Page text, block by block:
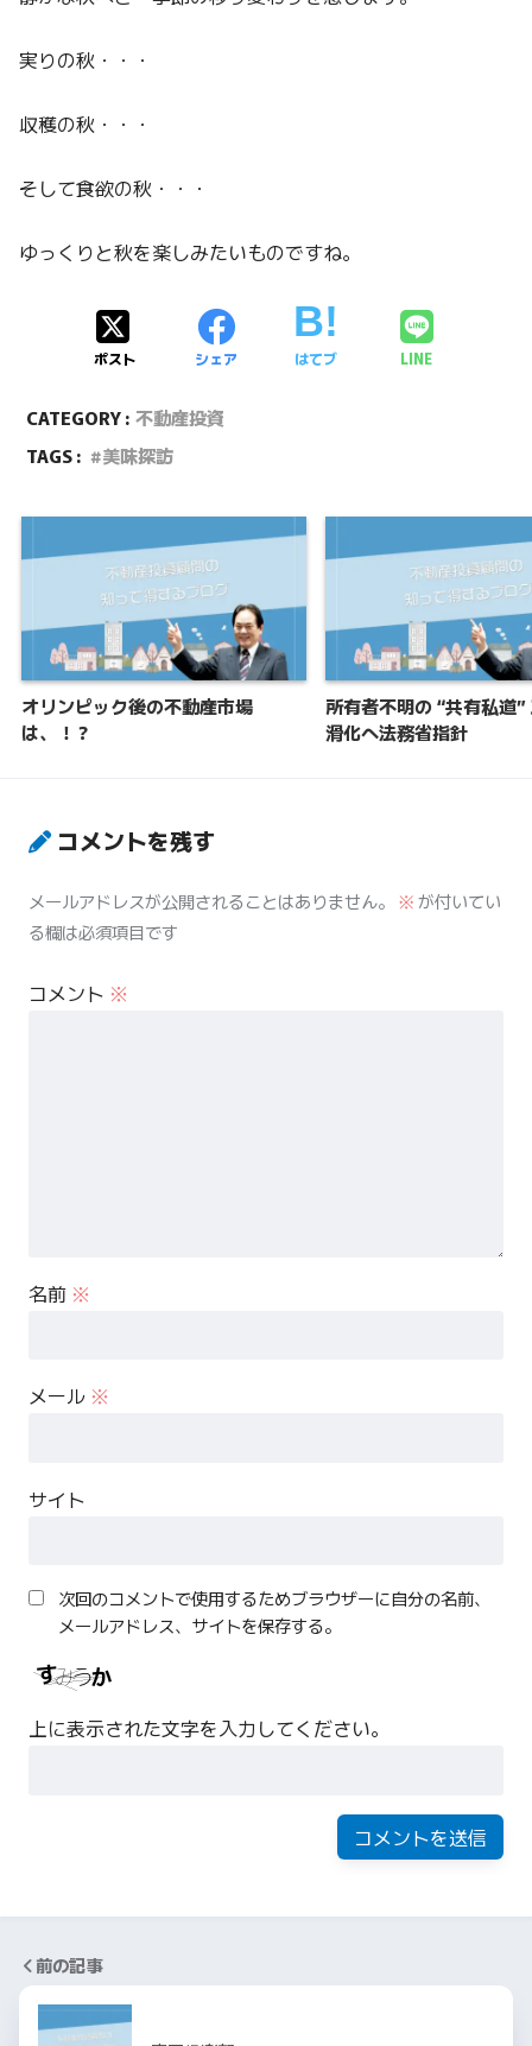
実りの秋・・・
収穫の秋・・・
そして食欲の秋・・・
ゆっくりと秋を楽しみたいものですね。
ポスト シェア はてブ LINE
CATEGORY : 不動産投資
TAGS :
美味探訪
オリンピック後の不動産市場
は、！？
所有者不明の “共有私道”
滑化へ法務省指針
コメントを残す
メールアドレスが公開されることはありません。 ※が付いてい
る欄は必須項目です
コメント ※
名前 ※
メール ※
サイト
次回のコメントで使用するためブラウザーに自分の名前、
メールアドレス、サイトを保存する。
上に表示された文字を入力してください。
前の記事